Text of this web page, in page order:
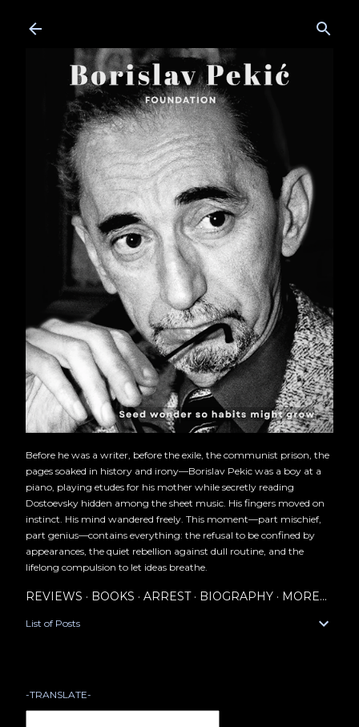
Before he was a writer, before the exile, the communist prison, the
pages soaked in history and irony—Borislav Pekic was a boy at a
piano, playing etudes for his mother while secretly reading
Dostoevsky hidden among the sheet music. His fingers moved on
instinct. His mind wandered freely. This moment—part mischief,
part genius—contains everything: the refusal to be confined by
appearances, the quiet rebellion against dull routine, and the
lifelong compulsion to let ideas breathe.
REVIEWS BOOKS ARREST BIOGRAPHY MORE…
List of Posts
-TRANSLATE-